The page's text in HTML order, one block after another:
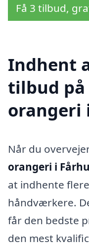
Få 3 tilbud,
Indhent
tilbud
orangeri
Når du
orangeri i
at indhente
håndværkere.
får den bedste
den mest